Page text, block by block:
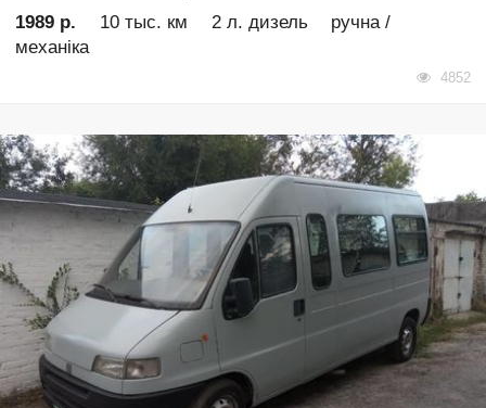
1989 р.
10 тыс. км 2 л. дизель
ручна /
механіка
4852